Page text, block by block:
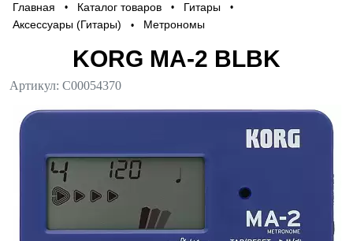
Главная • Каталог товаров • Гитары •
Аксессуары (Гитары) • Метрономы
KORG MA-2 BLBK
Артикул: С00054370